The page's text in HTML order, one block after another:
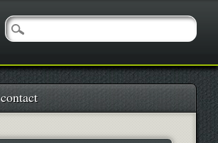
contact